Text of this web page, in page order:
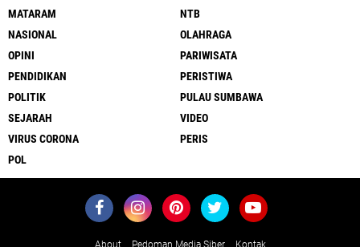
MATARAM
NTB
NASIONAL
OLAHRAGA
OPINI
PARIWISATA
PENDIDIKAN
PERISTIWA
POLITIK
PULAU SUMBAWA
SEJARAH
VIDEO
VIRUS CORONA
PERIS
POL
About Pedoman Media Siber Kontak